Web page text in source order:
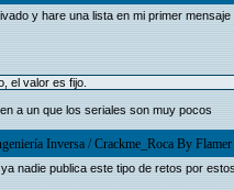
y hare una lista en mi primer mensaje
el valor es fijo.
a un que los seriales son muy pocos
Inversa/Crackme_Roca By Flamer
nadie publica este tipo de retos por